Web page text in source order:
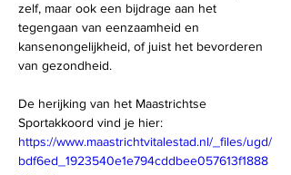
zelf, maar ook een bijdrage aan het
tegengaan van eenzaamheid en
kansenongelijkheid, of juist het bevorderen
van gezondheid.
De herijking van het Maastrichtse
Sportakkoord vind je hier:
https://www.maastrichtvitalestad.nl/_files/ugd/
bdf6ed_1923540e1e794cddbee057613f1888